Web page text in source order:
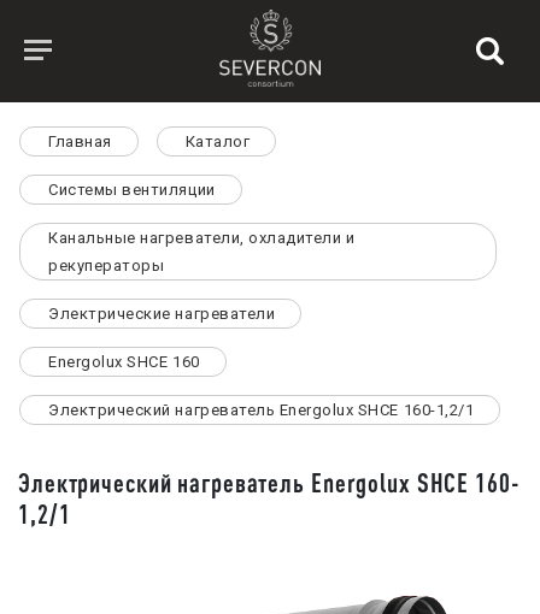
Главная Каталог
Системы вентиляции
Канальные нагреватели, охладители и
рекуператоры
Электрические нагреватели
Energolux SHCE 160
Электрический нагреватель Energolux SHCE 160-1,2/1
Электрический нагреватель Energolux SHCE 160-
1,2/1